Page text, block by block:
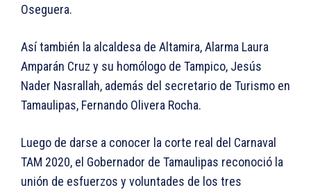
Oseguera.
Así también la alcaldesa de Altamira, Alarma Laura
Amparán Cruz y su homólogo de Tampico, Jesús
Nader Nasrallah, además del secretario de Turismo en
Tamaulipas, Fernando Olivera Rocha.
Luego de darse a conocer la corte real del Carnaval
TAM 2020, el Gobernador de Tamaulipas reconoció la
unión de esfuerzos y voluntades de los tres